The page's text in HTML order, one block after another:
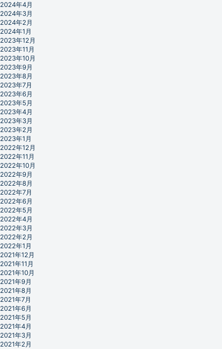
2024年4月
2024年3月
2024年2月
2024年1月
2023年12月
2023年11月
2023年10月
2023年9月
2023年8月
2023年7月
2023年6月
2023年5月
2023年4月
2023年3月
2023年2月
2023年1月
2022年12月
2022年11月
2022年10月
2022年9月
2022年8月
2022年7月
2022年6月
2022年5月
2022年4月
2022年3月
2022年2月
2022年1月
2021年12月
2021年11月
2021年10月
2021年9月
2021年8月
2021年7月
2021年6月
2021年5月
2021年4月
2021年3月
2021年2月